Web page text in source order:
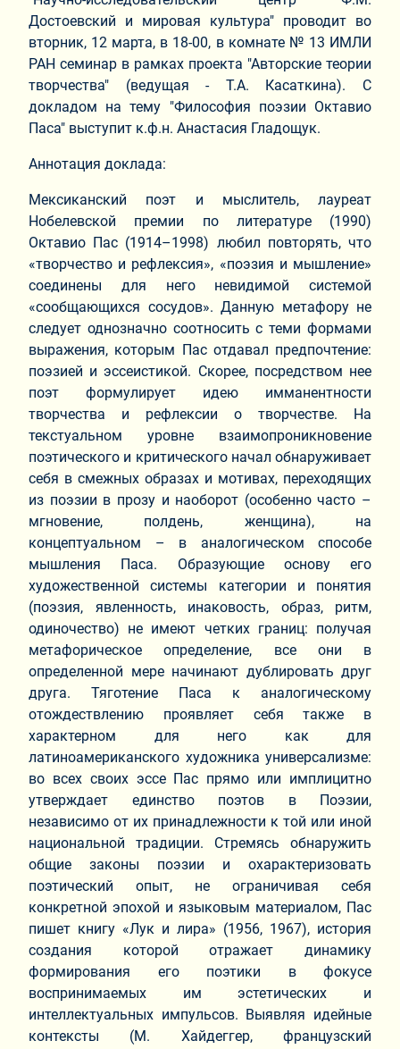
Достоевский и мировая культура" проводит во
вторник, 12 марта, в 18-00, в комнате № 13 ИМЛИ
РАН семинар в рамках проекта "Авторские теории
творчества" (ведущая - Т.А. Касаткина). С
докладом на тему "Философия поэзии Октавио
Паса" выступит к.ф.н. Анастасия Гладощук.
Аннотация доклада:
Мексиканский поэт и мыслитель, лауреат
Нобелевской премии по литературе (1990)
Октавио Пас (1914–1998) любил повторять, что
«творчество и рефлексия», «поэзия и мышление»
соединены для него невидимой системой
«сообщающихся сосудов». Данную метафору не
следует однозначно соотносить с теми формами
выражения, которым Пас отдавал предпочтение:
поэзией и эссеистикой. Скорее, посредством нее
поэт формулирует идею имманентности
творчества и рефлексии о творчестве. На
текстуальном уровне взаимопроникновение
поэтического и критического начал обнаруживает
себя в смежных образах и мотивах, переходящих
из поэзии в прозу и наоборот (особенно часто –
мгновение, полдень, женщина), на
концептуальном – в аналогическом способе
мышления Паса. Образующие основу его
художественной системы категории и понятия
(поэзия, явленность, инаковость, образ, ритм,
одиночество) не имеют четких границ: получая
метафорическое определение, все они в
определенной мере начинают дублировать друг
друга. Тяготение Паса к аналогическому
отождествлению проявляет себя также в
характерном для него как для
латиноамериканского художника универсализме:
во всех своих эссе Пас прямо или имплицитно
утверждает единство поэтов в Поэзии,
независимо от их принадлежности к той или иной
национальной традиции. Стремясь обнаружить
общие законы поэзии и охарактеризовать
поэтический опыт, не ограничивая себя
конкретной эпохой и языковым материалом, Пас
пишет книгу «Лук и лира» (1956, 1967), история
создания которой отражает динамику
формирования его поэтики в фокусе
воспринимаемых им эстетических и
интеллектуальных импульсов. Выявляя идейные
контексты (М. Хайдеггер, французский